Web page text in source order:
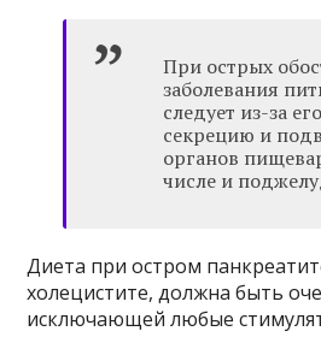
При острых
заболевания
следует из-за
секрецию и
органов
числе и
Диета при остром
холецистите, должна быть
исключающей любые